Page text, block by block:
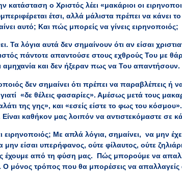
κατάσταση ο Χριστός λέει «μακάριοι οι
έτσι, αλλά μάλιστα πρέπει να κάνει
αυτό; Και πώς μπορείς να γίνεις ειρηνοποιός;
Τα λόγια αυτά δεν σημαίνουν ότι αν είσαι
πάντοτε απαντούσε στους εχθρούς Του με
και δεν ήξεραν πως να Του απαντήσουν.
δεν σημαίνει ότι πρέπει να παραβλέπεις ή
«δε θέλεις φασαρίες». Αμέσως μετά τους
της γης», και «εσείς είστε το φως του
καθήκον μας λοιπόν να αντιστεκόμαστε σε
ειρηνοποιός; Με απλά λόγια, σημαίνει, να μην
είσαι υπερήφανος, ούτε φίλαυτος, ούτε
έχουμε από τη φύση μας. Πώς μπορούμε να
Ο μόνος τρόπος που θα μπορέσεις να